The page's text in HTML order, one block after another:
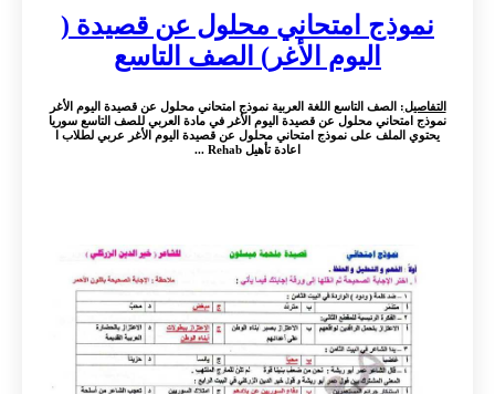
نموذج امتحاني محلول عن قصيدة (
اليوم الأغر) الصف التاسع
التفاصيل: الصف التاسع اللغة العربية نموذج امتحاني محلول عن قصيدة اليوم الأغر
نموذج امتحاني محلول عن قصيدة اليوم الأغر في مادة العربي للصف التاسع سوريا
يحتوي الملف على نموذج امتحاني محلول عن قصيدة اليوم الأغر عربي لطلاب ا
اعادة تأهيل Rehab ...